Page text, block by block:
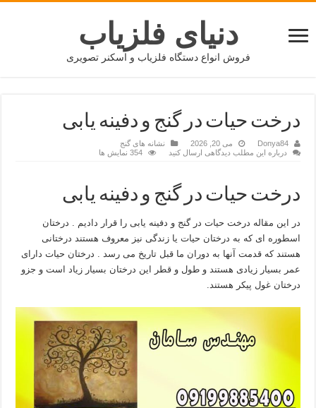
دنیای فلزیاب
فروش انواع دستگاه فلزیاب و اسکنر تصویری
درخت حیات در گنج و دفینه یابی
Donya84 می 20, 2026
نشانه های گنج
درباره این مطلب دیدگاهی ارسال کنید
354 نمایش ها
درخت حیات در گنج و دفینه یابی
در این مقاله درخت حیات در گنج و دفینه یابی را قرار دادیم . درختان
اسطوره ای که به درختان حیات یا زندگی نیز معروف هستند درختانی
هستند که قدمت آنها به دوران ما قبل تاریخ می رسد . درختان حیات دارای
عمر بسیار زیادی هستند و طول و قطر این درختان بسیار زیاد است و جزو
درختان غول پیکر هستند.